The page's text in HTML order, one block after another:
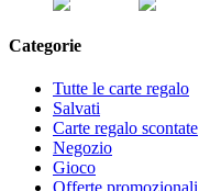
Categorie
Tutte le carte regalo
Salvati
Carte regalo scontate
Negozio
Gioco
Offerte promozionali